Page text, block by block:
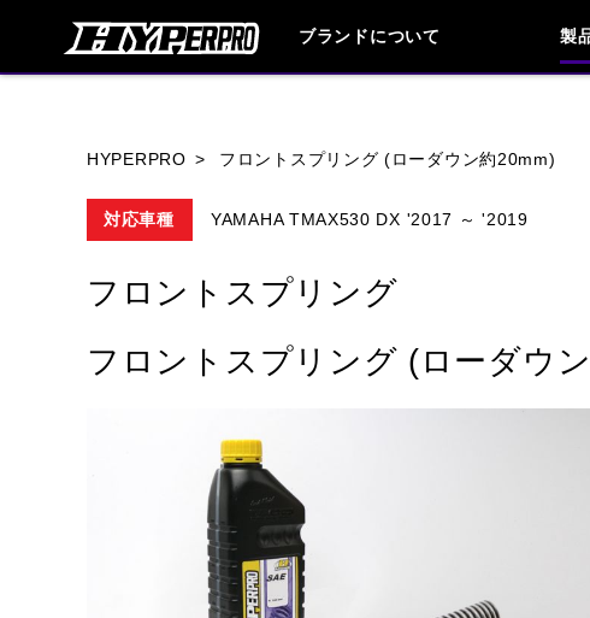
ブランドについて 製
HYPERPRO フロントスプリング (ローダウン約20mm)
対応車種 YAMAHA TMAX530 DX '2017 ～ '2019
フロントスプリング
フロントスプリング (ローダウ